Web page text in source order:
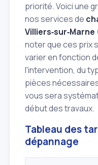
priorité. Voici une
nos services de
Villiers‑sur‑Marne
noter que ces prix
varier en fonction
l'intervention, du
pièces
vous sera
début des travaux.
Tableau des
dépannage